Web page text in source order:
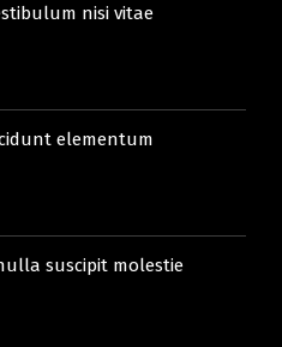
nisi vitae
elementum
suscipit molestie